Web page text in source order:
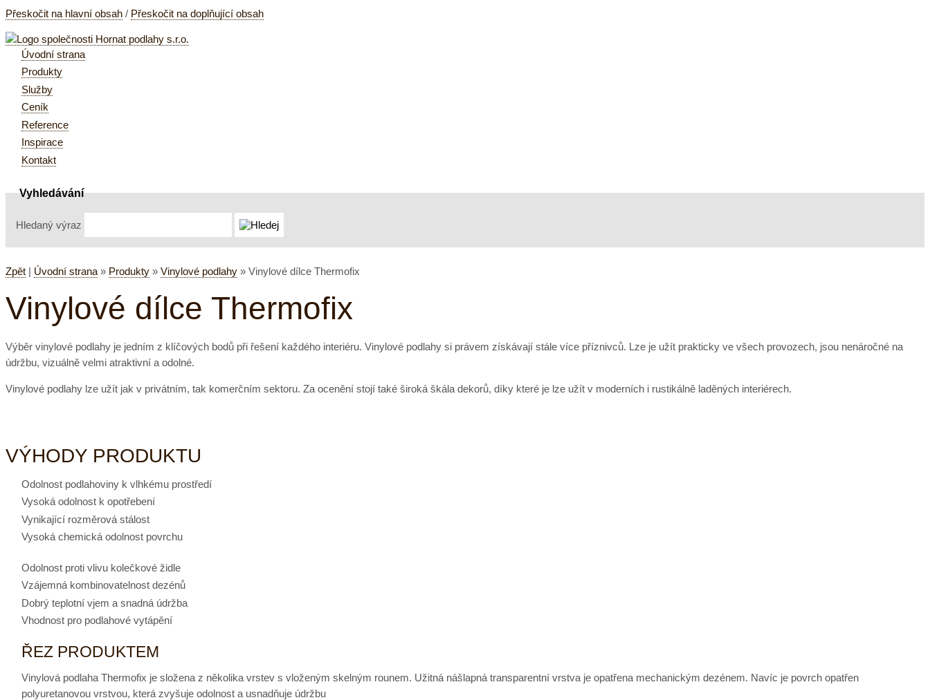
Přeskočit na hlavní obsah / Přeskočit na doplňující obsah
Úvodní strana
Produkty
Služby
Ceník
Reference
Inspirace
Kontakt
Vyhledávání
Hledaný výraz
Zpět | Úvodní strana » Produkty » Vinylové podlahy » Vinylové dílce Thermofix
Vinylové dílce Thermofix
Výběr vinylové podlahy je jedním z klíčových bodů při řešení každého interiéru. Vinylové podlahy si právem získávají stále více příznivců. Lze je užít prakticky ve všech provozech, jsou nenáročné na
údržbu, vizuálně velmi atraktivní a odolné.
Vinylové podlahy lze užít jak v privátním, tak komerčním sektoru. Za ocenění stojí také široká škála dekorů, díky které je lze užít v moderních i rustikálně laděných interiérech.
VÝHODY PRODUKTU
Odolnost podlahoviny k vlhkému prostředí
Vysoká odolnost k opotřebení
Vynikající rozměrová stálost
Vysoká chemická odolnost povrchu
Odolnost proti vlivu kolečkové židle
Vzájemná kombinovatelnost dezénů
Dobrý teplotní vjem a snadná údržba
Vhodnost pro podlahové vytápění
ŘEZ PRODUKTEM
Vinylová podlaha Thermofix je složena z několika vrstev s vloženým skelným rounem. Užitná nášlapná transparentní vrstva je opatřena mechanickým dezénem. Navíc je povrch opatřen
polyuretanovou vrstvou, která zvyšuje odolnost a usnadňuje údržbu